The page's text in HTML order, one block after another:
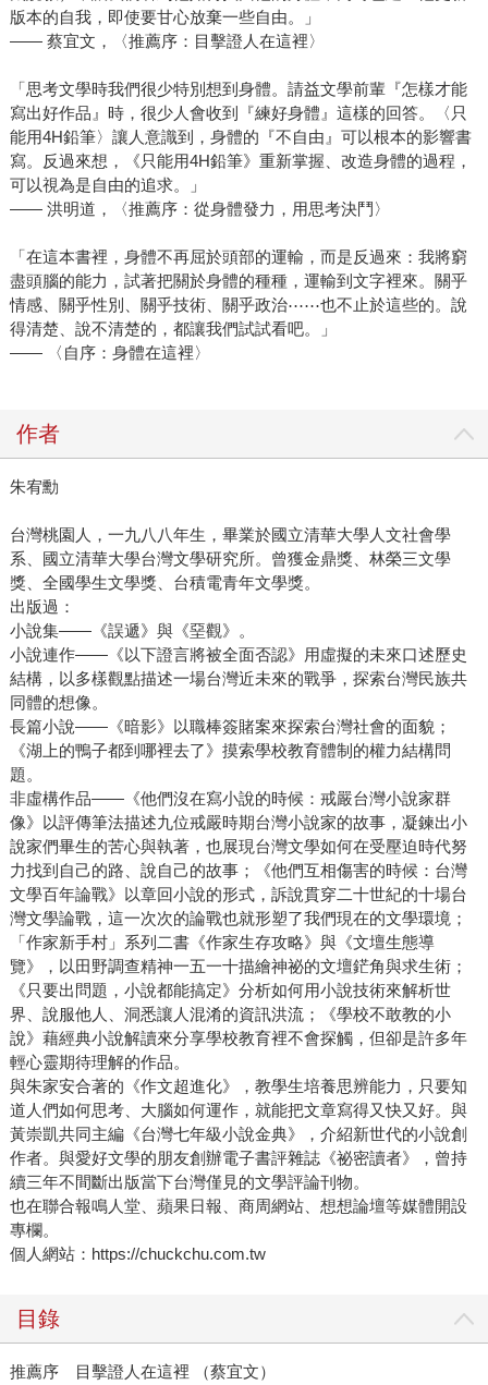
版本的自我，即使要甘心放棄一些自由。」
—— 蔡宜文，〈推薦序：目擊證人在這裡〉
「思考文學時我們很少特別想到身體。請益文學前輩『怎樣才能
寫出好作品』時，很少人會收到『練好身體』這樣的回答。〈只
能用4H鉛筆〉讓人意識到，身體的『不自由』可以根本的影響書
寫。反過來想，《只能用4H鉛筆》重新掌握、改造身體的過程，
可以視為是自由的追求。」
—— 洪明道，〈推薦序：從身體發力，用思考決鬥〉
「在這本書裡，身體不再屈於頭部的運輸，而是反過來：我將窮
盡頭腦的能力，試著把關於身體的種種，運輸到文字裡來。關乎
情感、關乎性別、關乎技術、關乎政治⋯⋯也不止於這些的。說
得清楚、說不清楚的，都讓我們試試看吧。」
—— 〈自序：身體在這裡〉
作者
朱宥勳
台灣桃園人，一九八八年生，畢業於國立清華大學人文社會學
系、國立清華大學台灣文學研究所。曾獲金鼎獎、林榮三文學
獎、全國學生文學獎、台積電青年文學獎。
出版過：
小說集——《誤遞》與《堊觀》。
小說連作——《以下證言將被全面否認》用虛擬的未來口述歷史
結構，以多樣觀點描述一場台灣近未來的戰爭，探索台灣民族共
同體的想像。
長篇小說——《暗影》以職棒簽賭案來探索台灣社會的面貌；
《湖上的鴨子都到哪裡去了》摸索學校教育體制的權力結構問
題。
非虛構作品——《他們沒在寫小說的時候：戒嚴台灣小說家群
像》以評傳筆法描述九位戒嚴時期台灣小說家的故事，凝鍊出小
說家們畢生的苦心與執著，也展現台灣文學如何在受壓迫時代努
力找到自己的路、說自己的故事；《他們互相傷害的時候：台灣
文學百年論戰》以章回小說的形式，訴說貫穿二十世紀的十場台
灣文學論戰，這一次次的論戰也就形塑了我們現在的文學環境；
「作家新手村」系列二書《作家生存攻略》與《文壇生態導
覽》，以田野調查精神一五一十描繪神祕的文壇鋩角與求生術；
《只要出問題，小說都能搞定》分析如何用小說技術來解析世
界、說服他人、洞悉讓人混淆的資訊洪流；《學校不敢教的小
說》藉經典小說解讀來分享學校教育裡不會探觸，但卻是許多年
輕心靈期待理解的作品。
與朱家安合著的《作文超進化》，教學生培養思辨能力，只要知
道人們如何思考、大腦如何運作，就能把文章寫得又快又好。與
黃崇凱共同主編《台灣七年級小說金典》，介紹新世代的小說創
作者。與愛好文學的朋友創辦電子書評雜誌《祕密讀者》，曾持
續三年不間斷出版當下台灣僅見的文學評論刊物。
也在聯合報鳴人堂、蘋果日報、商周網站、想想論壇等媒體開設
專欄。
個人網站：https://chuckchu.com.tw
目錄
推薦序 目擊證人在這裡 （蔡宜文）